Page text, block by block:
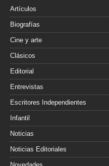
Artículos
Biografías
Cine y arte
Clásicos
Editorial
Entrevistas
Escritores Independientes
Infantil
Noticias
Noticias Editoriales